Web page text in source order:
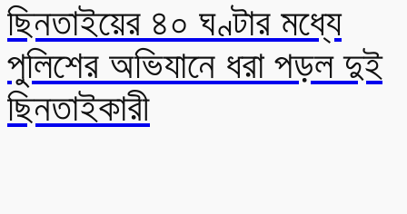
ছিনতাইয়ের ৪০ ঘণ্টার মধ্যে
পুলিশের অভিযানে ধরা পড়ল দুই
ছিনতাইকারী